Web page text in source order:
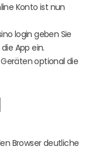
Konto ist nun
login geben Sie
App ein.
optional die
Browser deutliche